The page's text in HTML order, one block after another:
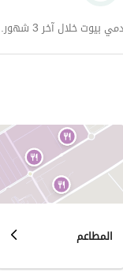
خلال آخر 3 شهور.
المطاعم